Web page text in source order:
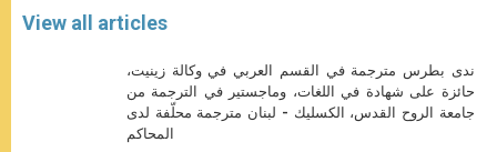
View all articles
ندى بطرس مترجمة في القسم العربي في وكالة زينيت،
حائزة على شهادة في اللغات، وماجستير في الترجمة من
جامعة الروح القدس، الكسليك - لبنان مترجمة محلّفة لدى
المحاكم